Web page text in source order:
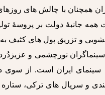
همچنان با چالش های
جانبۀ دولت بر پروسۀ
و تزریق پول های کثیف
نورچشمی و
ایران است. از سوی
و سریال های ترکی،